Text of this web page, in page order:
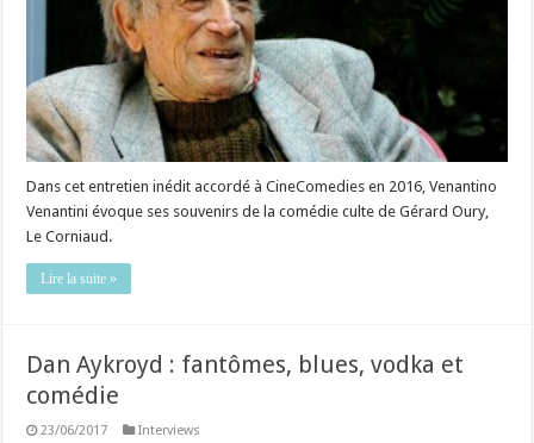
Dans cet entretien inédit accordé à CineComedies en 2016, Venantino
Venantini évoque ses souvenirs de la comédie culte de Gérard Oury,
Le Corniaud.
Lire la suite »
Dan Aykroyd : fantômes, blues, vodka et
comédie
23/06/2017 Interviews